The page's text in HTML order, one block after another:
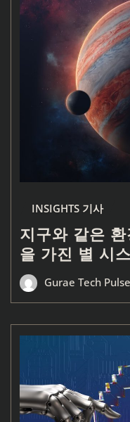
INSIGHTS 기사
지구와 같은
을 가진 별 시
Gurae Tech Pulse